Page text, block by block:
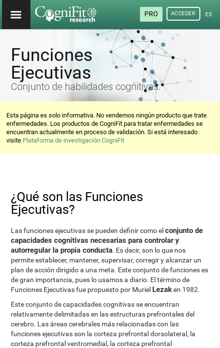
PRO ACCEDER
Funciones
Ejecutivas
Conjunto de habilidades cognitivas.
Esta página es solo informativa. No vendemos ningún producto que trate
enfermedades. Los productos de CogniFit para tratar enfermedades se
encuentran actualmente en proceso de validación. Si está interesado
visite Plataforma de investigación CogniFit
¿Qué son las Funciones
Ejecutivas?
Las funciones ejecutivas se pueden definir como elconjunto de
capacidades cognitivas necesarias para controlar y
autorregular la propia conducta. Es decir, son lo que nos
permite establecer, mantener, supervisar, corregir y alcanzar un
plan de acción dirigido a una meta. Este conjunto de funciones es
de gran importancia, pues lo usamos a diario. El término de
Funciones Ejecutivas fue propuesto por Muriel Lezaken 1982.
Este conjunto de capacidades cognitivas se encuentran
relativamente delimitadas en las estructuras prefrontales del
cerebro. Las áreas cerebrales más relacionadas con las
funciones ejecutivas son la corteza prefrontal dorsolateral, la
corteza prefrontal ventromedial, la corteza prefrontal